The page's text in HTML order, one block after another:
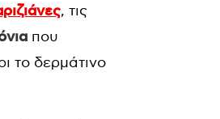
, τις
που
το δερμάτινο